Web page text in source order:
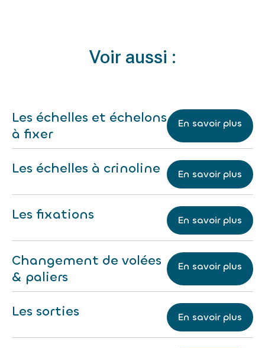
Voir aussi :
Les échelles et échelons
à fixer
En savoir plus
Les échelles à crinoline En savoir plus
Les fixations En savoir plus
Changement de volées
& paliers
En savoir plus
Les sorties En savoir plus